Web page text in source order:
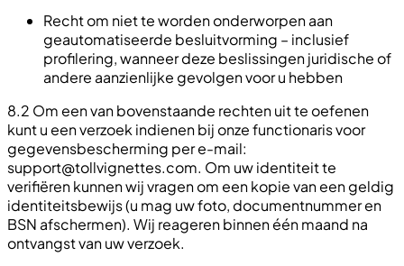
Recht om niet te worden onderworpen aan
geautomatiseerde besluitvorming – inclusief
profilering, wanneer deze beslissingen juridische of
andere aanzienlijke gevolgen voor u hebben
8.2 Om een van bovenstaande rechten uit te oefenen
kunt u een verzoek indienen bij onze functionaris voor
gegevensbescherming per e-mail:
support@tollvignettes.com. Om uw identiteit te
verifiëren kunnen wij vragen om een kopie van een geldig
identiteitsbewijs (u mag uw foto, documentnummer en
BSN afschermen). Wij reageren binnen één maand na
ontvangst van uw verzoek.